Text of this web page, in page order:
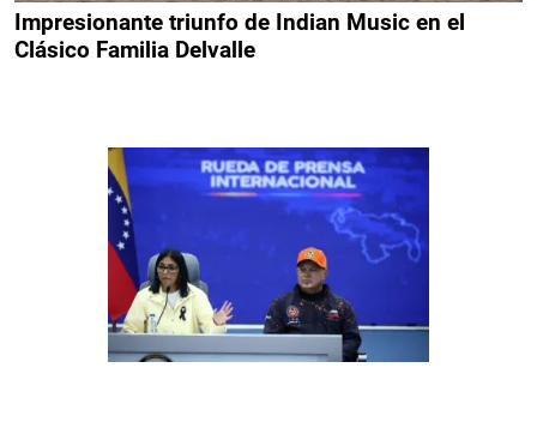
Impresionante triunfo de Indian Music en el
Clásico Familia Delvalle